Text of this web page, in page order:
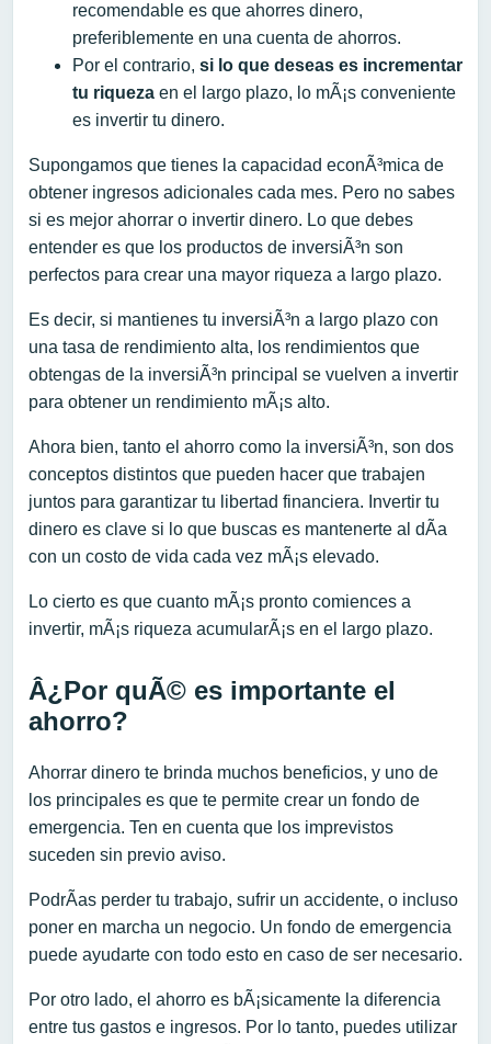
recomendable es que ahorres dinero,
preferiblemente en una cuenta de ahorros.
Por el contrario, si lo que deseas es incrementar
tu riqueza en el largo plazo, lo mÃ¡s conveniente
es invertir tu dinero.
Supongamos que tienes la capacidad econÃ³mica de
obtener ingresos adicionales cada mes. Pero no sabes
si es mejor ahorrar o invertir dinero. Lo que debes
entender es que los productos de inversiÃ³n son
perfectos para crear una mayor riqueza a largo plazo.
Es decir, si mantienes tu inversiÃ³n a largo plazo con
una tasa de rendimiento alta, los rendimientos que
obtengas de la inversiÃ³n principal se vuelven a invertir
para obtener un rendimiento mÃ¡s alto.
Ahora bien, tanto el ahorro como la inversiÃ³n, son dos
conceptos distintos que pueden hacer que trabajen
juntos para garantizar tu libertad financiera. Invertir tu
dinero es clave si lo que buscas es mantenerte al dÃ­a
con un costo de vida cada vez mÃ¡s elevado.
Lo cierto es que cuanto mÃ¡s pronto comiences a
invertir, mÃ¡s riqueza acumularÃ¡s en el largo plazo.
Â¿Por quÃ© es importante el
ahorro?
Ahorrar dinero te brinda muchos beneficios, y uno de
los principales es que te permite crear un fondo de
emergencia. Ten en cuenta que los imprevistos
suceden sin previo aviso.
PodrÃ­as perder tu trabajo, sufrir un accidente, o incluso
poner en marcha un negocio. Un fondo de emergencia
puede ayudarte con todo esto en caso de ser necesario.
Por otro lado, el ahorro es bÃ¡sicamente la diferencia
entre tus gastos e ingresos. Por lo tanto, puedes utilizar